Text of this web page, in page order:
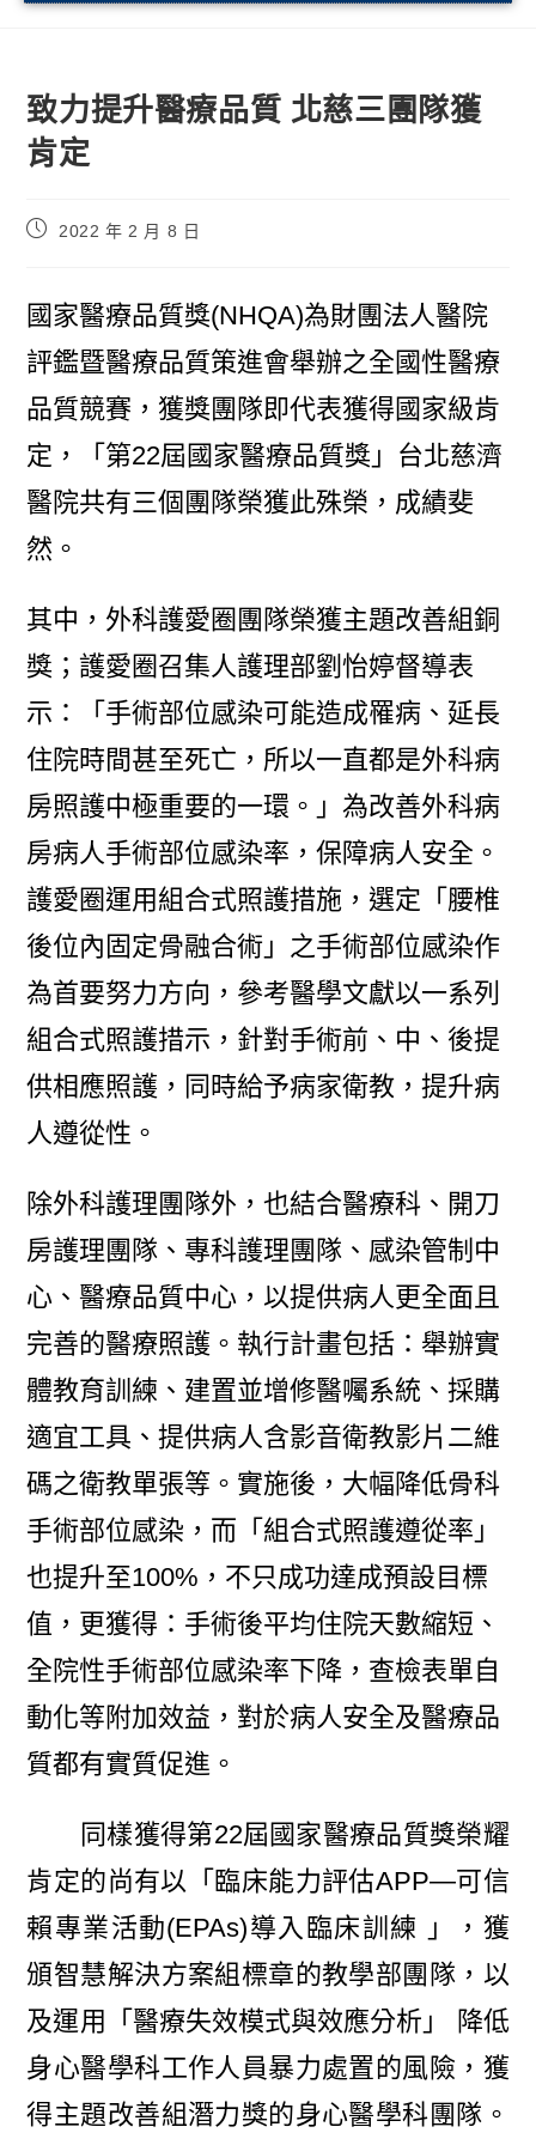
致力提升醫療品質 北慈三團隊獲
肯定
2022 年 2 月 8 日
國家醫療品質獎(NHQA)為財團法人醫院
評鑑暨醫療品質策進會舉辦之全國性醫療
品質競賽，獲獎團隊即代表獲得國家級肯
定，「第22屆國家醫療品質獎」台北慈濟
醫院共有三個團隊榮獲此殊榮，成績斐
然。
其中，外科護愛圈團隊榮獲主題改善組銅
獎；護愛圈召集人護理部劉怡婷督導表
示：「手術部位感染可能造成罹病、延長
住院時間甚至死亡，所以一直都是外科病
房照護中極重要的一環。」為改善外科病
房病人手術部位感染率，保障病人安全。
護愛圈運用組合式照護措施，選定「腰椎
後位內固定骨融合術」之手術部位感染作
為首要努力方向，參考醫學文獻以一系列
組合式照護措示，針對手術前、中、後提
供相應照護，同時給予病家衛教，提升病
人遵從性。
除外科護理團隊外，也結合醫療科、開刀
房護理團隊、專科護理團隊、感染管制中
心、醫療品質中心，以提供病人更全面且
完善的醫療照護。執行計畫包括：舉辦實
體教育訓練、建置並增修醫囑系統、採購
適宜工具、提供病人含影音衛教影片二維
碼之衛教單張等。實施後，大幅降低骨科
手術部位感染，而「組合式照護遵從率」
也提升至100%，不只成功達成預設目標
值，更獲得：手術後平均住院天數縮短、
全院性手術部位感染率下降，查檢表單自
動化等附加效益，對於病人安全及醫療品
質都有實質促進。
同樣獲得第22屆國家醫療品質獎榮耀
肯定的尚有以「臨床能力評估APP—可信
賴專業活動(EPAs)導入臨床訓練 」，獲
頒智慧解決方案組標章的教學部團隊，以
及運用「醫療失效模式與效應分析」 降低
身心醫學科工作人員暴力處置的風險，獲
得主題改善組潛力獎的身心醫學科團隊。